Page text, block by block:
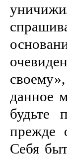
данное
будьте
прежде
Себя